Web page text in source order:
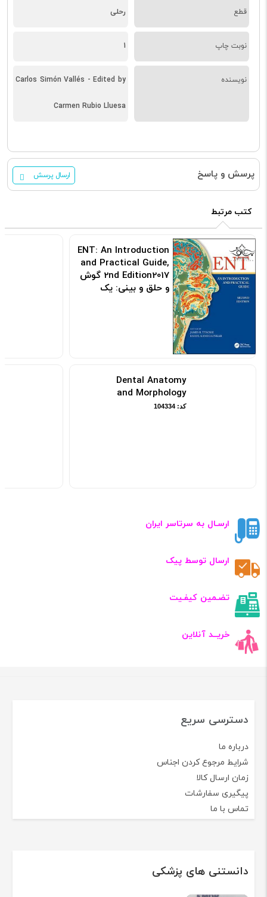
قطع رحلی
نوبت چاپ 1
نویسنده Carlos Simón Vallés - Edited by
Carmen Rubio Lluesa
پرسش و پاسخ ارسال پرسش
کتب مرتبط
ENT: An Introduction
and Practical Guide,
2nd Edition2017 گوش
و حلق و بینی: یک
Dental Anatomy
and Morphology
کد: 104334
ارسـال به سرتاسر ایران
ارسال توسط پیک
تضـمین کیفـیت
خریــد آنلاین
دسترسی سریع
درباره ما
شرایط مرجوع کردن اجناس
زمان ارسال کالا
پیگیری سفارشات
تماس با ما
دانستنی های پزشکی